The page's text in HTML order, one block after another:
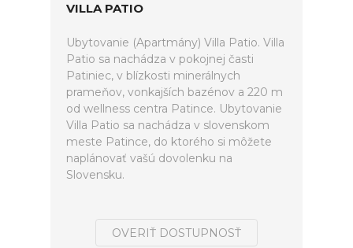
VILLA PATIO
Ubytovanie (Apartmány) Villa Patio. Villa
Patio sa nachádza v pokojnej časti
Patiniec, v blízkosti minerálnych
prameňov, vonkajších bazénov a 220 m
od wellness centra Patince. Ubytovanie
Villa Patio sa nachádza v slovenskom
meste Patince, do ktorého si môžete
naplánovať vašú dovolenku na
Slovensku.
OVERIŤ DOSTUPNOSŤ